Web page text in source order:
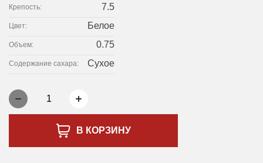
Крепость: 7.5
Цвет: Белое
Объем: 0.75
Содержание сахара: Сухое
1
В КОРЗИНУ